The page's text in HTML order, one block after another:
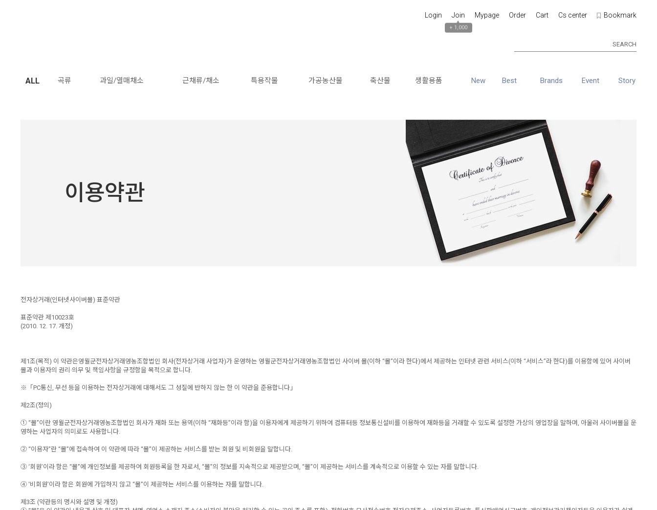
Login Join
▲
+ 1,000
Mypage Order Cart Cs center Bookmark
SEARCH
ALL 곡류 과일/열매채소 근채류/채소 특용작물 가공농산물 축산물 생활용품 New Best Brands Event Story
이용약관
전자상거래(인터넷사이버몰) 표준약관
표준약관 제10023호
(2010. 12. 17. 개정)
제1조(목적) 이 약관은영월군전자상거래영농조합법인 회사(전자상거래 사업자)가 운영하는 영월군전자상거래영농조합법인 사이버 몰(이하 “몰”이라 한다)에서 제공하는 인터넷 관련 서비스(이하 “서비스”라 한다)를 이용함에 있어 사이버
몰과 이용자의 권리·의무 및 책임사항을 규정함을 목적으로 합니다.
※「PC통신, 무선 등을 이용하는 전자상거래에 대해서도 그 성질에 반하지 않는 한 이 약관을 준용합니다」
제2조(정의)
① “몰”이란 영월군전자상거래영농조합법인 회사가 재화 또는 용역(이하 “재화등”이라 함)을 이용자에게 제공하기 위하여 컴퓨터등 정보통신설비를 이용하여 재화등을 거래할 수 있도록 설정한 가상의 영업장을 말하며, 아울러 사이버몰을 운
영하는 사업자의 의미로도 사용합니다.
② “이용자”란 “몰”에 접속하여 이 약관에 따라 “몰”이 제공하는 서비스를 받는 회원 및 비회원을 말합니다.
③ ‘회원’이라 함은 “몰”에 개인정보를 제공하여 회원등록을 한 자로서, “몰”의 정보를 지속적으로 제공받으며, “몰”이 제공하는 서비스를 계속적으로 이용할 수 있는 자를 말합니다.
④ ‘비회원’이라 함은 회원에 가입하지 않고 “몰”이 제공하는 서비스를 이용하는 자를 말합니다.
제3조 (약관등의 명시와 설명 및 개정)